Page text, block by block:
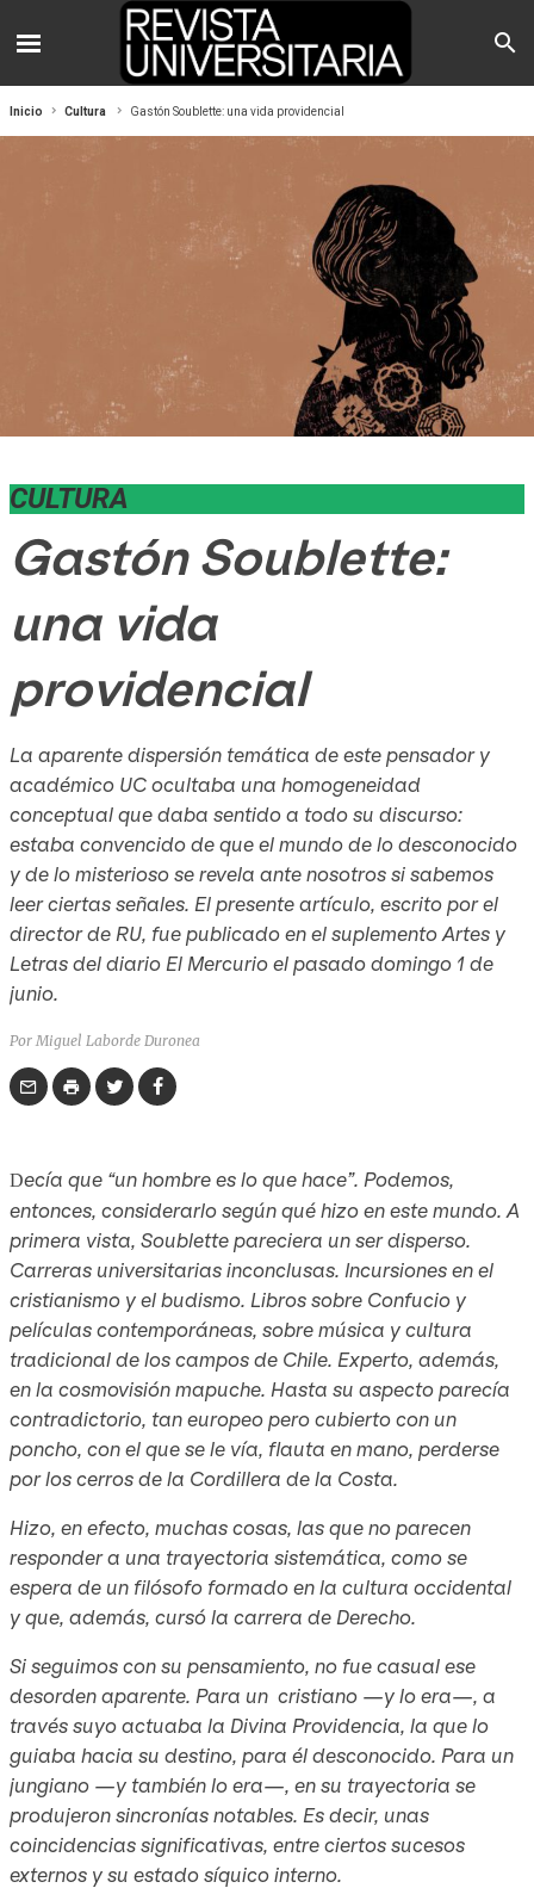
Inicio Cultura Gastón Soublette: una vida providencial
Por Miguel Laborde Duronea
CULTURA
Gastón Soublette:
una vida
providencial
La aparente dispersión temática de este pensador y
académico UC ocultaba una homogeneidad
conceptual que daba sentido a todo su discurso:
estaba convencido de que el mundo de lo desconocido
y de lo misterioso se revela ante nosotros si sabemos
leer ciertas señales. El presente artículo, escrito por el
director de RU, fue publicado en el suplemento Artes y
Letras del diario El Mercurio el pasado domingo 1 de
junio.
Decía que “un hombre es lo que hace”. Podemos,
entonces, considerarlo según qué hizo en este mundo. A
primera vista, Soublette pareciera un ser disperso.
Carreras universitarias inconclusas. Incursiones en el
cristianismo y el budismo. Libros sobre Confucio y
películas contemporáneas, sobre música y cultura
tradicional de los campos de Chile. Experto, además,
en la cosmovisión mapuche. Hasta su aspecto parecía
contradictorio, tan europeo pero cubierto con un
poncho, con el que se le vía, flauta en mano, perderse
por los cerros de la Cordillera de la Costa.
Hizo, en efecto, muchas cosas, las que no parecen
responder a una trayectoria sistemática, como se
espera de un filósofo formado en la cultura occidental
y que, además, cursó la carrera de Derecho.
Si seguimos con su pensamiento, no fue casual ese
desorden aparente. Para un cristiano —y lo era—, a
través suyo actuaba la Divina Providencia, la que lo
guiaba hacia su destino, para él desconocido. Para un
jungiano —y también lo era—, en su trayectoria se
produjeron sincronías notables. Es decir, unas
coincidencias significativas, entre ciertos sucesos
externos y su estado síquico interno.